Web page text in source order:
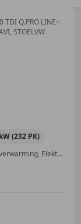
TDI Q.PRO LINE+.
STOELVW
(232 PK)
Parkeerhulp met camera, Lederen stuurwiel, Stoelverwarming, Elektrische stoelverstelling, Armsteun, Airbag passagier, Lichtmetalen velgen, Alarm